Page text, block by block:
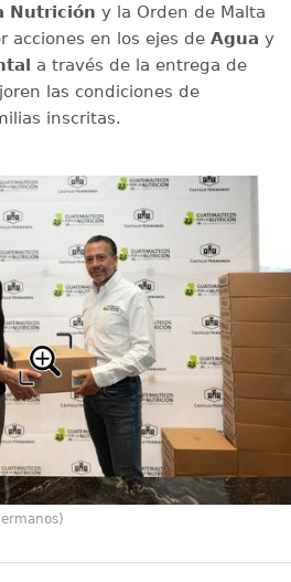
Nutrición y la Orden de Malta
acciones en los ejes de Agua y
a través de la entrega de
las condiciones de
inscritas.